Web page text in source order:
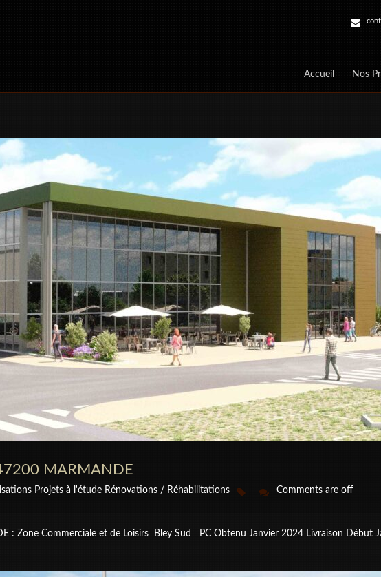
Accueil Nos
MARMANDE
Projets à l'étude Rénovations / Réhabilitations Comments are off
: Zone Commerciale et de Loisirs Bley Sud PC Obtenu Janvier 2024 Livraison Début